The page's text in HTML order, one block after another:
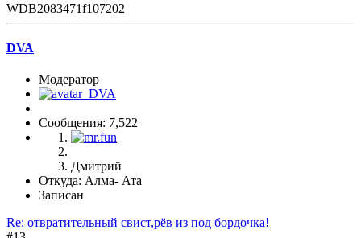
WDB2083471f107202
DVA
Модератор
Сообщения: 7,522
Дмитрий
Откуда: Алма- Ата
Записан
Re: отвратительный свист,рёв из под бордочка!